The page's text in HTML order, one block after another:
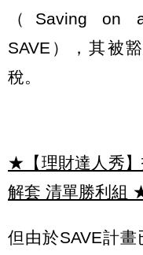
（Saving on
SAVE），其被
稅。
★【理財達人秀】
解套 清單勝利組
但由於SAVE計